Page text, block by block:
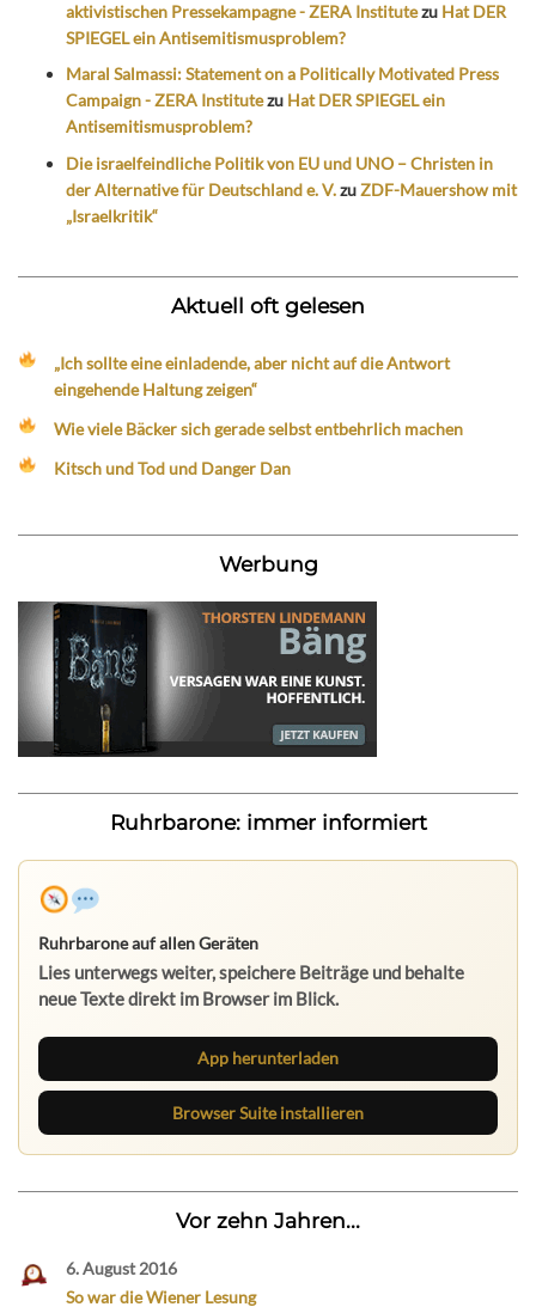
aktivistischen Pressekampagne - ZERA Institutezu Hat DER
SPIEGEL ein Antisemitismusproblem?
Maral Salmassi: Statement on a Politically Motivated Press
Campaign - ZERA Institutezu Hat DER SPIEGEL ein
Antisemitismusproblem?
Die israelfeindliche Politik von EU und UNO – Christen in
der Alternative für Deutschland e. V.zuZDF-Mauershow mit
„Israelkritik“
Aktuell oft gelesen
„Ich sollte eine einladende, aber nicht auf die Antwort
eingehende Haltung zeigen“
Wie viele Bäcker sich gerade selbst entbehrlich machen
Kitsch und Tod und Danger Dan
Werbung
Ruhrbarone: immer informiert
Ruhrbarone auf allen Geräten
Lies unterwegs weiter, speichere Beiträge und behalte
neue Texte direkt im Browser im Blick.
App herunterladen
Browser Suite installieren
Vor zehn Jahren...
6. August 2016
So war die Wiener Lesung